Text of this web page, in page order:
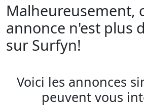
Malheureusement,
annonce n'est plus
sur Surfyn!
Voici les annonces
peuvent vous